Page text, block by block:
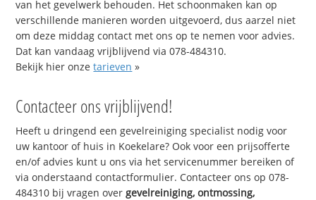
van het gevelwerk behouden. Het schoonmaken kan op
verschillende manieren worden uitgevoerd, dus aarzel niet
om deze middag contact met ons op te nemen voor advies.
Dat kan vandaag vrijblijvend via 078-484310.
Bekijk hier onzetarieven »
Contacteer ons vrijblijvend!
Heeft u dringend een gevelreiniging specialist nodig voor
uw kantoor of huis in Koekelare? Ook voor een prijsofferte
en/of advies kunt u ons via het servicenummer bereiken of
via onderstaand contactformulier. Contacteer ons op 078-
484310 bij vragen over gevelreiniging, ontmossing,